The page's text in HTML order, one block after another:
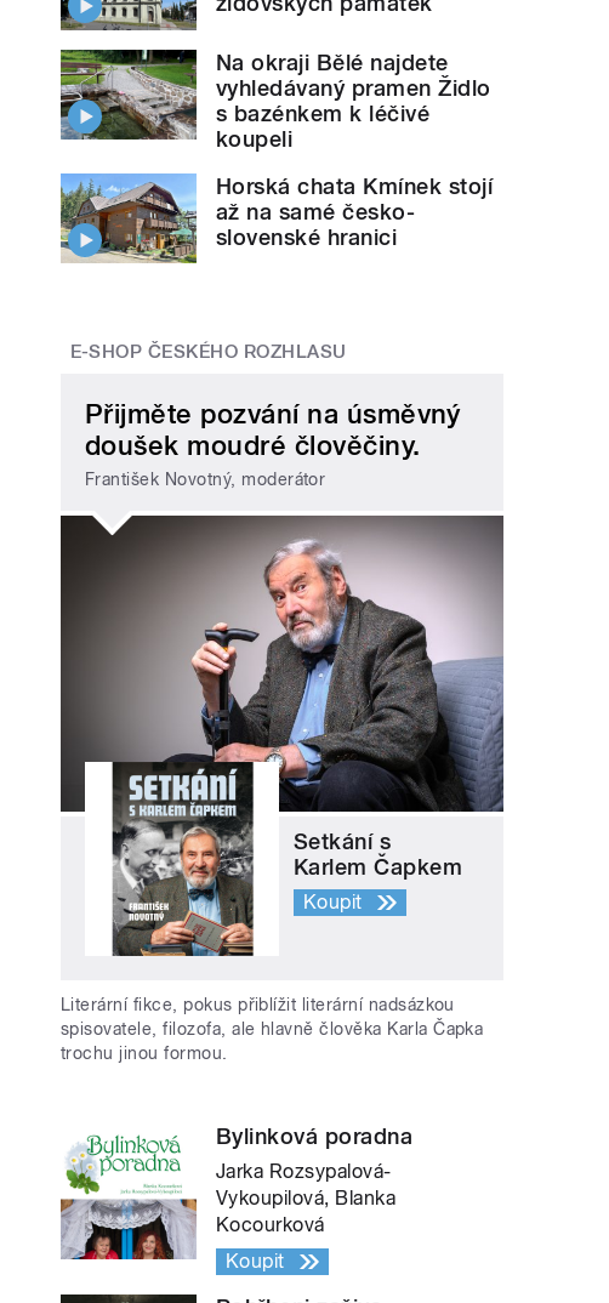
Na okraji Bělé najdete
vyhledávaný pramen Židlo
s bazénkem k léčivé
koupeli
Horská chata Kmínek stojí
až na samé česko-
slovenské hranici
E-SHOP ČESKÉHO ROZHLASU
Přijměte pozvání na úsměvný
doušek moudré člověčiny.
František Novotný, moderátor
Setkání s
Karlem Čapkem
Koupit
Literární fikce, pokus přiblížit literární nadsázkou
spisovatele, filozofa, ale hlavně člověka Karla Čapka
trochu jinou formou.
Bylinková poradna
Jarka Rozsypalová-
Vykoupilová, Blanka
Kocourková
Koupit